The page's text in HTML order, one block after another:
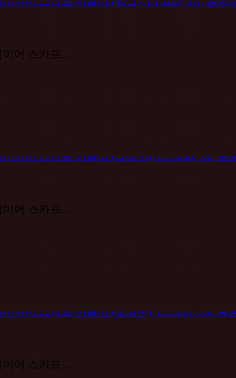
어 스카프...
어 스카프...
어 스카프...